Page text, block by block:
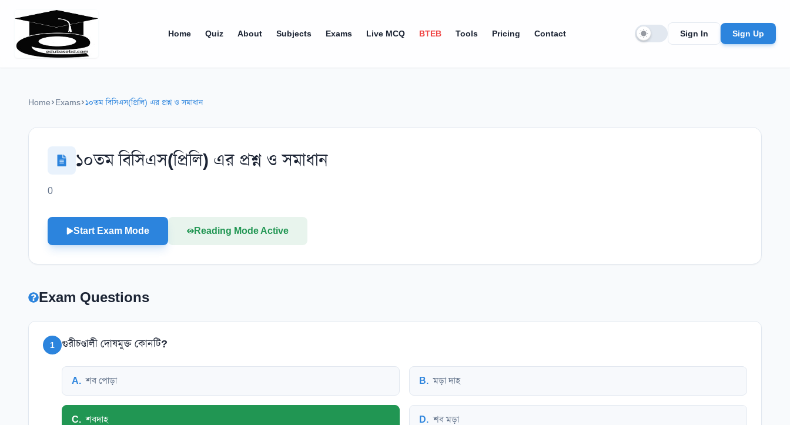
Home Quiz About Subjects Exams Live MCQ BTEB Tools Pricing Contact Sign In Sign Up
Home Exams ১০তম বিসিএস(প্রিলি) এর প্রশ্ন ও সমাধান
১০তম বিসিএস(প্রিলি) এর প্রশ্ন ও সমাধান
0
Start Exam Mode Reading Mode Active
Exam Questions
1 গুরীচণ্ডালী দোষমুক্ত কোনটি?
A. শব পোড়া B. মড়া দাহ
C. শবদাহ D. শব মড়া